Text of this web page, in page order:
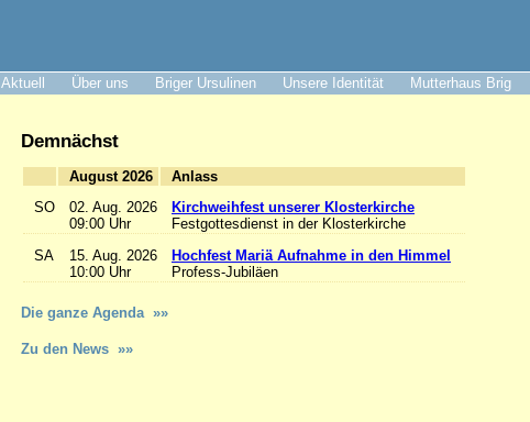
Aktuell Über uns Briger Ursulinen Unsere Identität Mutterhaus Brig
Demnächst
August 2026
Anlass
SO
02. Aug. 2026
09:00 Uhr
Kirchweihfest unserer Klosterkirche
Festgottesdienst in der Klosterkirche
SA
15. Aug. 2026
10:00 Uhr
Hochfest Mariä Aufnahme in den Himmel
Profess-Jubiläen
Die ganze Agenda »»
Zu den News »»